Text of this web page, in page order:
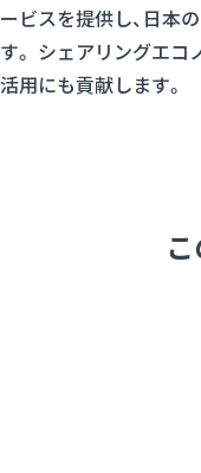
ービスを提供し、 日本
す。 シェアリングエコ
活用にも貢献します。